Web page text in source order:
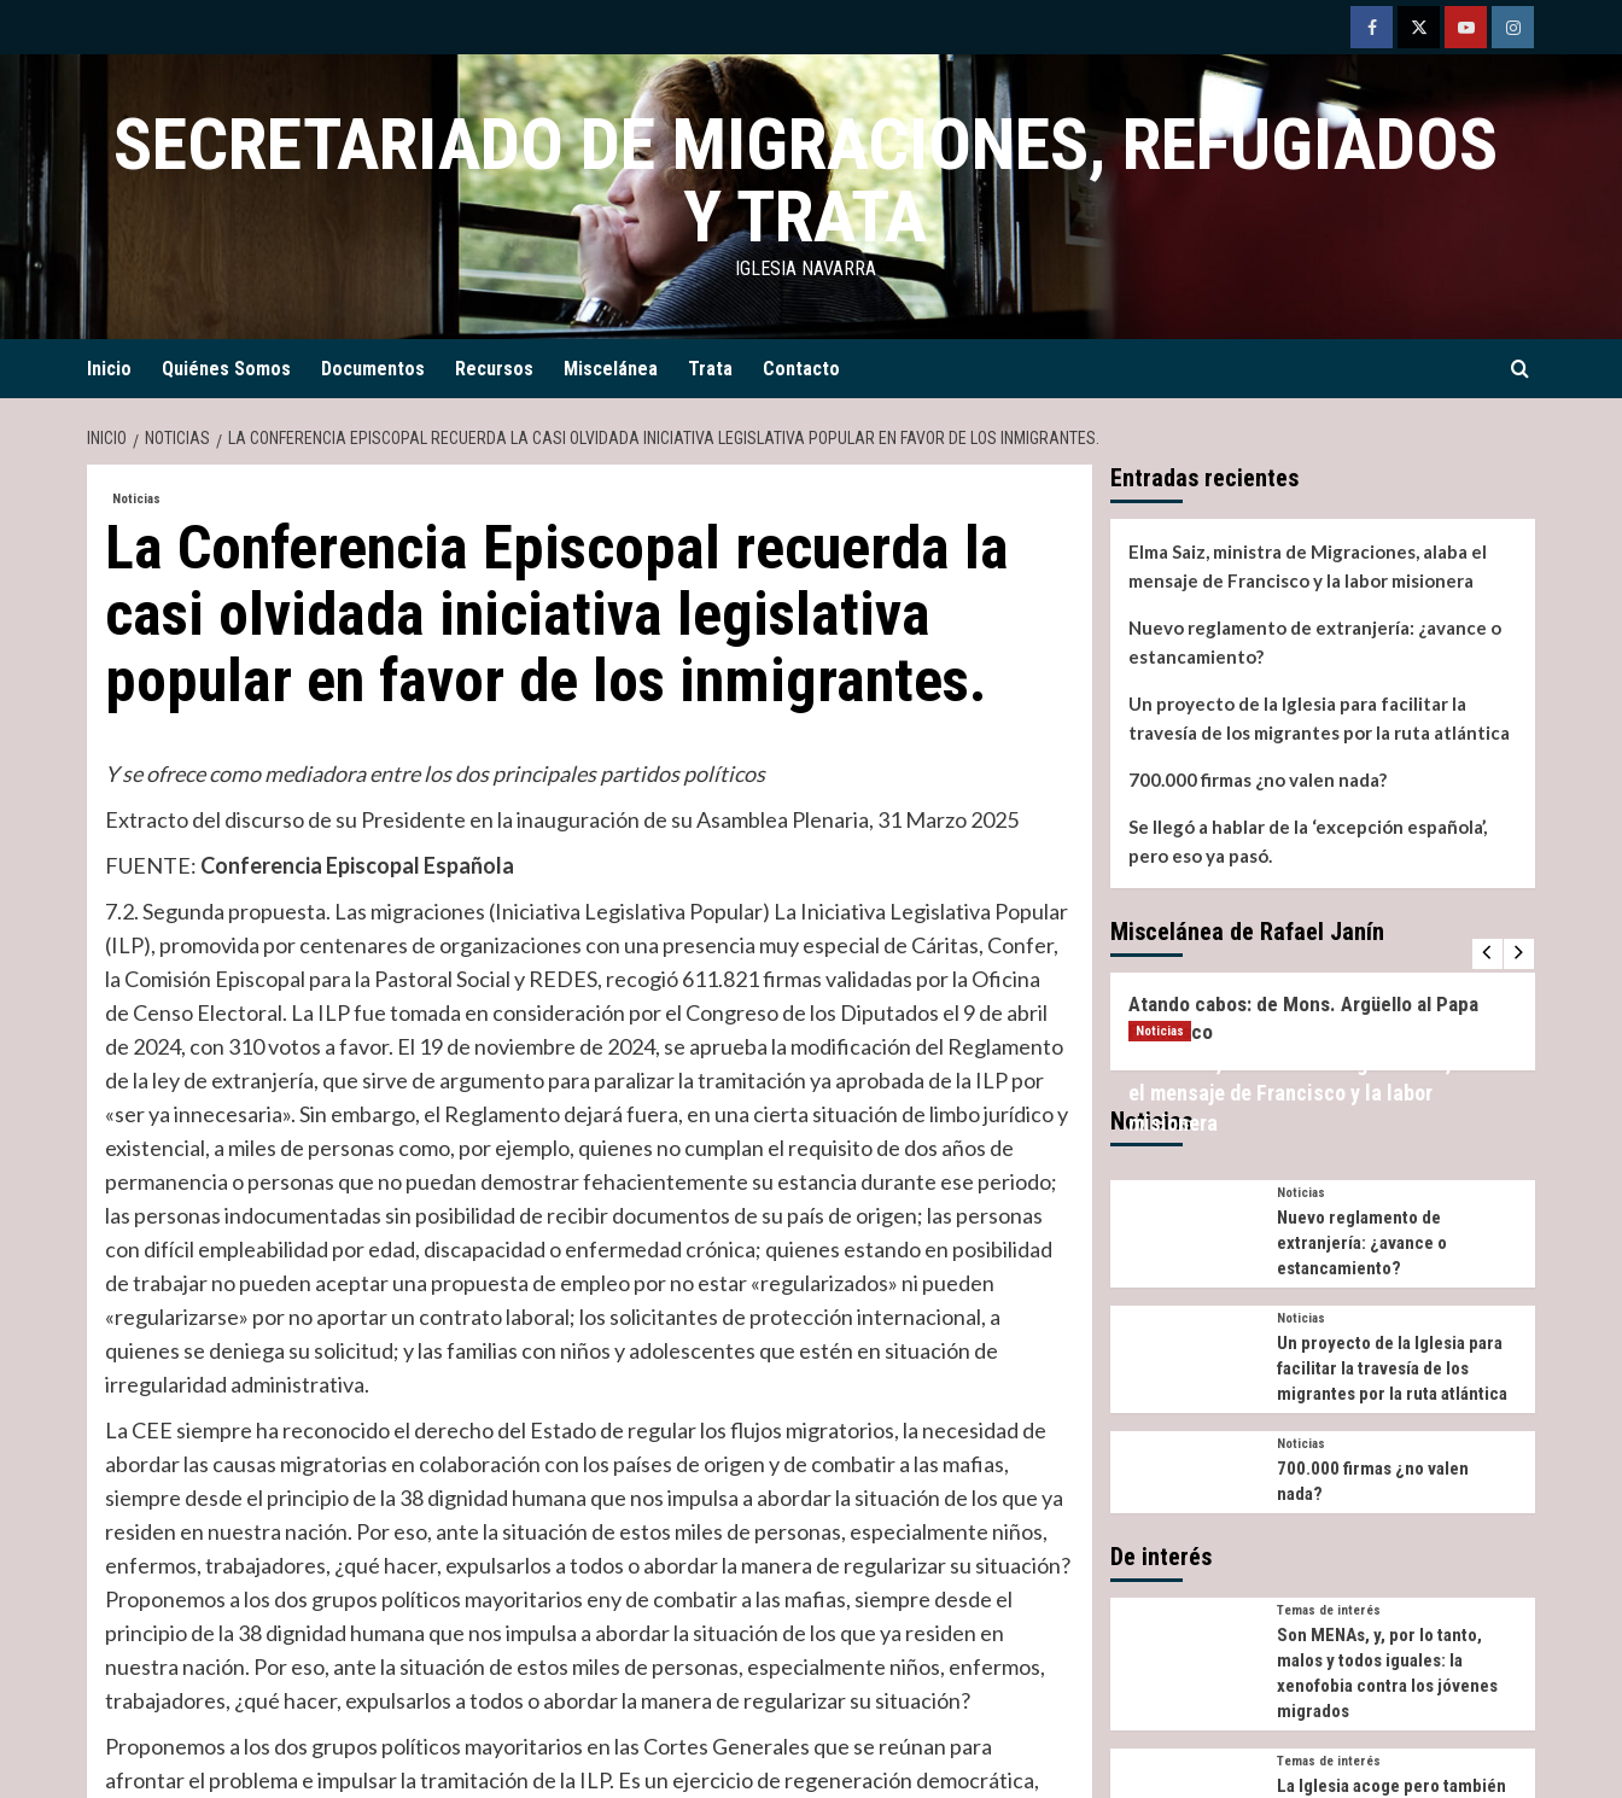
FacebookTwitterYoutubeInstagram
SECRETARIADO DE MIGRACIONES, REFUGIADOS
Y TRATA
IGLESIA NAVARRA
Inicio Quiénes Somos Documentos Recursos Miscelánea Trata Contacto
INICIO NOTICIAS LA CONFERENCIA EPISCOPAL RECUERDA LA CASI OLVIDADA INICIATIVA LEGISLATIVA POPULAR EN FAVOR DE LOS INMIGRANTES.
Noticias
La Conferencia Episcopal recuerda la
casi olvidada iniciativa legislativa
popular en favor de los inmigrantes.
Y se ofrece como mediadora entre los dos principales partidos políticos
Extracto del discurso de su Presidente en la inauguración de su Asamblea Plenaria, 31 Marzo 2025
FUENTE: Conferencia Episcopal Española
7.2. Segunda propuesta. Las migraciones (Iniciativa Legislativa Popular) La Iniciativa Legislativa Popular
(ILP), promovida por centenares de organizaciones con una presencia muy especial de Cáritas, Confer,
la Comisión Episcopal para la Pastoral Social y REDES, recogió 611.821 firmas validadas por la Oficina
de Censo Electoral. La ILP fue tomada en consideración por el Congreso de los Diputados el 9 de abril
de 2024, con 310 votos a favor. El 19 de noviembre de 2024, se aprueba la modificación del Reglamento
de la ley de extranjería, que sirve de argumento para paralizar la tramitación ya aprobada de la ILP por
«ser ya innecesaria». Sin embargo, el Reglamento dejará fuera, en una cierta situación de limbo jurídico y
existencial, a miles de personas como, por ejemplo, quienes no cumplan el requisito de dos años de
permanencia o personas que no puedan demostrar fehacientemente su estancia durante ese periodo;
las personas indocumentadas sin posibilidad de recibir documentos de su país de origen; las personas
con difícil empleabilidad por edad, discapacidad o enfermedad crónica; quienes estando en posibilidad
de trabajar no pueden aceptar una propuesta de empleo por no estar «regularizados» ni pueden
«regularizarse» por no aportar un contrato laboral; los solicitantes de protección internacional, a
quienes se deniega su solicitud; y las familias con niños y adolescentes que estén en situación de
irregularidad administrativa.
La CEE siempre ha reconocido el derecho del Estado de regular los flujos migratorios, la necesidad de
abordar las causas migratorias en colaboración con los países de origen y de combatir a las mafias,
siempre desde el principio de la 38 dignidad humana que nos impulsa a abordar la situación de los que ya
residen en nuestra nación. Por eso, ante la situación de estos miles de personas, especialmente niños,
enfermos, trabajadores, ¿qué hacer, expulsarlos a todos o abordar la manera de regularizar su situación?
Proponemos a los dos grupos políticos mayoritarios eny de combatir a las mafias, siempre desde el
principio de la 38 dignidad humana que nos impulsa a abordar la situación de los que ya residen en
nuestra nación. Por eso, ante la situación de estos miles de personas, especialmente niños, enfermos,
trabajadores, ¿qué hacer, expulsarlos a todos o abordar la manera de regularizar su situación?
Proponemos a los dos grupos políticos mayoritarios en las Cortes Generales que se reúnan para
afrontar el problema e impulsar la tramitación de la ILP. Es un ejercicio de regeneración democrática,
Entradas recientes
Elma Saiz, ministra de Migraciones, alaba el
mensaje de Francisco y la labor misionera
Nuevo reglamento de extranjería: ¿avance o
estancamiento?
Un proyecto de la Iglesia para facilitar la
travesía de los migrantes por la ruta atlántica
700.000 firmas ¿no valen nada?
Se llegó a hablar de la ‘excepción española’,
pero eso ya pasó.
Miscelánea de Rafael Janín
Miscelánea
La profesora de italiano que habla de Dios a
sus alumnos musulmanes
Miscelánea Noticias
Atando cabos: de Mons. Argüello al Papa
Francisco
Noticias
Noticias
el mensaje de Francisco y la labor
misionera
Noticias
Nuevo reglamento de
extranjería: ¿avance o
estancamiento?
Noticias
Un proyecto de la Iglesia para
facilitar la travesía de los
migrantes por la ruta atlántica
Noticias
700.000 firmas ¿no valen
nada?
De interés
Temas de interés
Son MENAs, y, por lo tanto,
malos y todos iguales: la
xenofobia contra los jóvenes
migrados
Temas de interés
La Iglesia acoge pero también